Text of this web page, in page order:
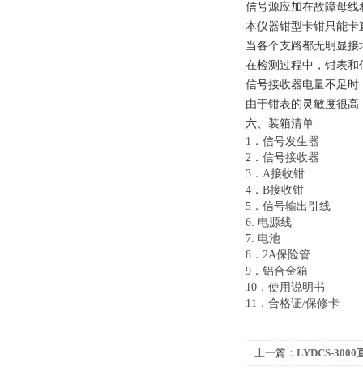
信号源应加在故障母线
本仪器钳型卡钳只能
当各个支路都无明显
在检测过程中，钳表
信号接收器电量不足
由于钳表的灵敏度很
六、装箱清单
1．信号发生器
2．信号接收器
3．A接收钳
4．B接收钳
5．信号输出引线
6. 电源线
7. 电池
8．2A保险管
9．铝合金箱
10．使用说明书
11．合格证/保修卡
上一篇： LYDCS-3000